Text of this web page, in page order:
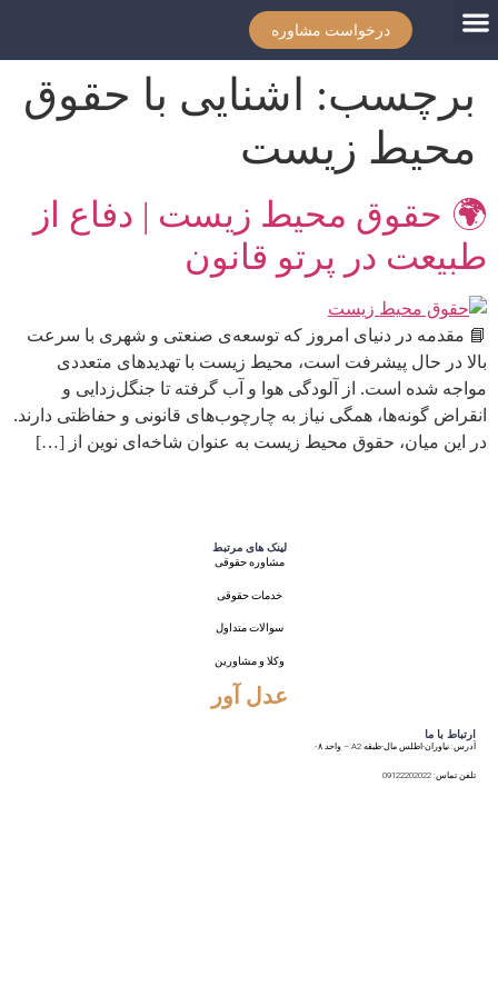
درخواست مشاوره
برچسب: اشنایی با حقوق
محیط زیست
🌍 حقوق محیط زیست | دفاع از
طبیعت در پرتو قانون
📘 مقدمه در دنیای امروز که توسعه‌ی صنعتی و شهری با سرعت
بالا در حال پیشرفت است، محیط زیست با تهدیدهای متعددی
مواجه شده است. از آلودگی هوا و آب گرفته تا جنگل‌زدایی و
انقراض گونه‌ها، همگی نیاز به چارچوب‌های قانونی و حفاظتی دارند.
در این میان، حقوق محیط زیست به عنوان شاخه‌ای نوین از […]
لینک های مرتبط
مشاوره حقوقی
خدمات حقوقی
سوالات متداول
وکلا و مشاورین
عدل آور
ارتباط با ما
آدرس: نیاوران-اطلس مال-طبقه A2 – واحد ۰۸
تلفن تماس: 09122202022